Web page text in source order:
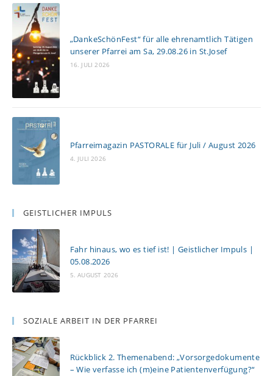
„DankeSchönFest“ für alle ehrenamtlich Tätigen
unserer Pfarrei am Sa, 29.08.26 in St.Josef
16. JULI 2026
Pfarreimagazin PASTORALE für Juli / August 2026
4. JULI 2026
GEISTLICHER IMPULS
Fahr hinaus, wo es tief ist! | Geistlicher Impuls |
05.08.2026
5. AUGUST 2026
SOZIALE ARBEIT IN DER PFARREI
Rückblick 2. Themenabend: „Vorsorgedokumente
– Wie verfasse ich (m)eine Patientenverfügung?“